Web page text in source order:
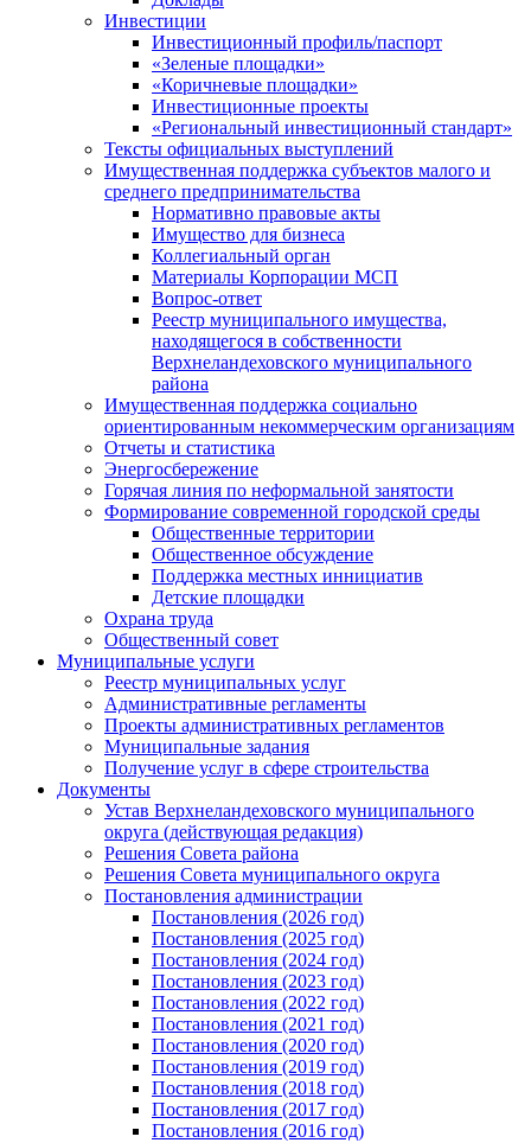
Инвестиции
Инвестиционный профиль/паспорт
«Зеленые площадки»
«Коричневые площадки»
Инвестиционные проекты
«Региональный инвестиционный стандарт»
Тексты официальных выступлений
Имущественная поддержка субъектов малого и
среднего предпринимательства
Нормативно правовые акты
Имущество для бизнеса
Коллегиальный орган
Материалы Корпорации МСП
Вопрос-ответ
Реестр муниципального имущества,
находящегося в собственности
Верхнеландеховского муниципального
района
Имущественная поддержка социально
ориентированным некоммерческим организациям
Отчеты и статистика
Энергосбережение
Горячая линия по неформальной занятости
Формирование современной городской среды
Общественные территории
Общественное обсуждение
Поддержка местных иннициатив
Детские площадки
Охрана труда
Общественный совет
Муниципальные услуги
Реестр муниципальных услуг
Административные регламенты
Проекты административных регламентов
Муниципальные задания
Получение услуг в сфере строительства
Документы
Устав Верхнеландеховского муниципального
округа (действующая редакция)
Решения Совета района
Решения Совета муниципального округа
Постановления администрации
Постановления (2026 год)
Постановления (2025 год)
Постановления (2024 год)
Постановления (2023 год)
Постановления (2022 год)
Постановления (2021 год)
Постановления (2020 год)
Постановления (2019 год)
Постановления (2018 год)
Постановления (2017 год)
Постановления (2016 год)